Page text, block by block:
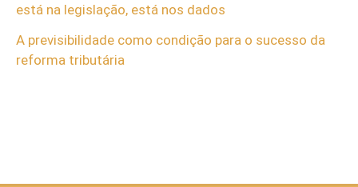
está na legislação, está nos dados
A previsibilidade como condição para o sucesso da
reforma tributária